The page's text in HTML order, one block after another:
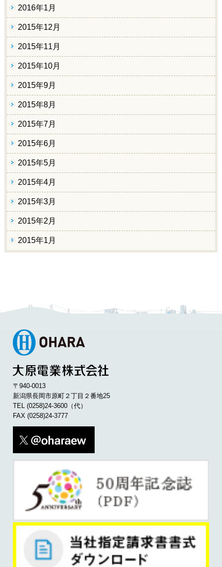
2016年1月
2015年12月
2015年11月
2015年10月
2015年9月
2015年8月
2015年7月
2015年6月
2015年5月
2015年4月
2015年3月
2015年2月
2015年1月
〒940-0013
新潟県長岡市原町２丁目２番地25
TEL(0258)24-3600 （代）
FAX (0258)24-3777